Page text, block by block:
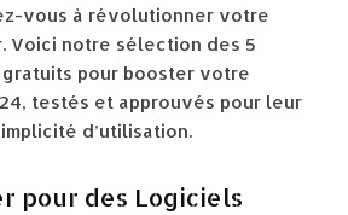
vous à révolutionner votre
Voici notre sélection des 5
pour booster votre
testés et approuvés pour leur
d’utilisation.
pour des Logiciels